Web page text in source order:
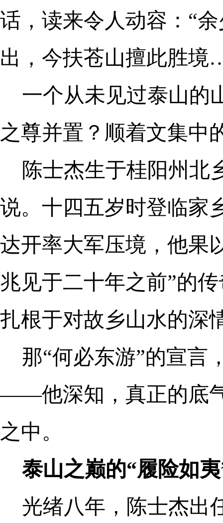
话，读来令人动容：“
出，今扶苍山擅此胜
一个从未见过泰山的
之尊并置？顺着文集中
陈士杰生于桂阳州北
说。十四五岁时登临家
达开率大军压境，他果
兆见于二十年之前”的
扎根于对故乡山水的深
那“何必东游”的宣言
——他深知，真正的底
之中。
泰山之巅的“履险如
光绪八年，陈士杰出